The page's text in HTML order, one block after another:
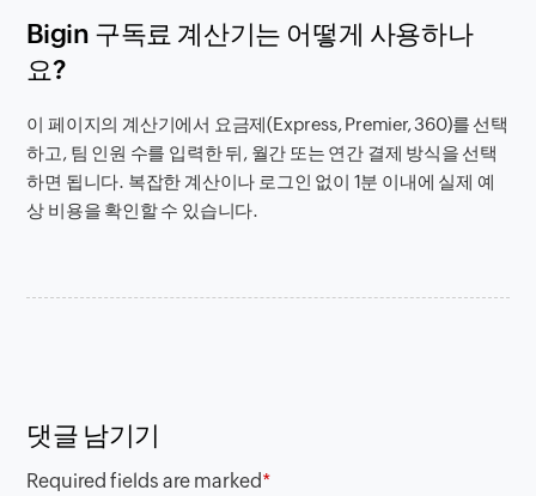
Bigin 구독료 계산기는 어떻게 사용하나
요?
이 페이지의 계산기에서 요금제(Express, Premier, 360)를 선택
하고, 팀 인원 수를 입력한 뒤, 월간 또는 연간 결제 방식을 선택
하면 됩니다. 복잡한 계산이나 로그인 없이 1분 이내에 실제 예
상 비용을 확인할 수 있습니다.
댓글 남기기
Required fields are marked*